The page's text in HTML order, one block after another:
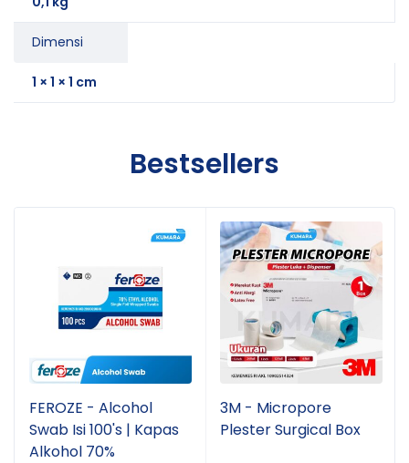
Dimensi
1 × 1 × 1 cm
Bestsellers
FEROZE - Alcohol
Swab Isi 100's | Kapas
Alkohol 70%
3M - Micropore
Plester Surgical Box